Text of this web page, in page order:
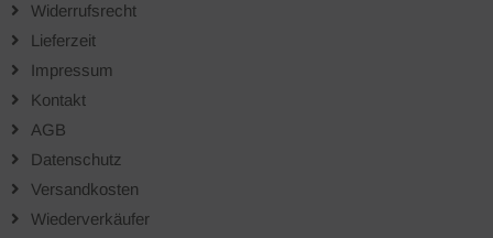
Widerrufsrecht
Lieferzeit
Impressum
Kontakt
AGB
Datenschutz
Versandkosten
Wiederverkäufer